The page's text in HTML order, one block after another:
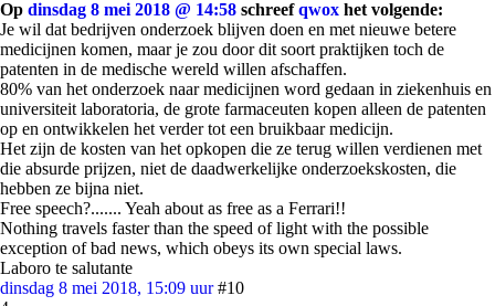
Op dinsdag 8 mei 2018 @ 14:58 schreefqwox het volgende:
Je wil dat bedrijven onderzoek blijven doen en met nieuwe betere
medicijnen komen, maar je zou door dit soort praktijken toch de
patenten in de medische wereld willen afschaffen.
80% van het onderzoek naar medicijnen word gedaan in ziekenhuis en
universiteit laboratoria, de grote farmaceuten kopen alleen de patenten
op en ontwikkelen het verder tot een bruikbaar medicijn.
Het zijn de kosten van het opkopen die ze terug willen verdienen met
die absurde prijzen, niet de daadwerkelijke onderzoekskosten, die
hebben ze bijna niet.
Free speech?....... Yeah about as free as a Ferrari!!
Nothing travels faster than the speed of light with the possible
exception of bad news, which obeys its own special laws.
Laboro te salutante
dinsdag 8 mei 2018, 15:09 uur #10